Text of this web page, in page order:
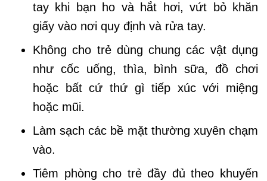
tay khi bạn ho và hắt hơi, vứt bỏ khăn
giấy vào nơi quy định và rửa tay.
Không cho trẻ dùng chung các vật dụng
như cốc uống, thìa, bình sữa, đồ chơi
hoặc bất cứ thứ gì tiếp xúc với miệng
hoặc mũi.
Làm sạch các bề mặt thường xuyên chạm
vào.
Tiêm phòng cho trẻ đầy đủ theo khuyến